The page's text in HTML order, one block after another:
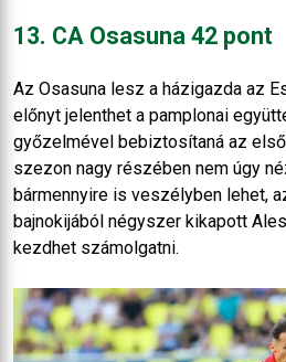
13. CA Osasuna 42 pont
Az Osasuna lesz a házigazda az
előnyt jelenthet a pamplonai
győzelmével bebiztosítaná az
szezon nagy részében nem úgy
bármennyire is veszélyben lehet,
bajnokijából négyszer kikapott
kezdhet számolgatni.